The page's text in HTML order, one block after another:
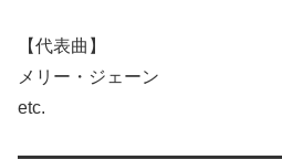
【代表曲】
メリー・ジェーン
etc.